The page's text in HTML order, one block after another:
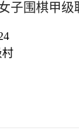
子围棋甲级
村